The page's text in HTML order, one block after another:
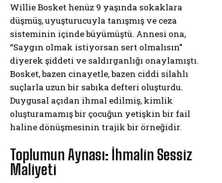
Willie Bosket henüz 9 yaşında sokaklara
düşmüş, uyuşturucuyla tanışmış ve ceza
sisteminin içinde büyümüştü. Annesi ona,
“Saygın olmak istiyorsan sert olmalısın”
diyerek şiddeti ve saldırganlığı onaylamıştı.
Bosket, bazen cinayetle, bazen ciddi silahlı
suçlarla uzun bir sabıka defteri oluşturdu.
Duygusal açıdan ihmal edilmiş, kimlik
oluşturamamış bir çocuğun yetişkin bir fail
haline dönüşmesinin trajik bir örneğidir.
Toplumun Aynası: İhmalin Sessiz
Maliyeti